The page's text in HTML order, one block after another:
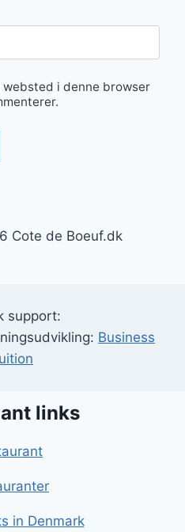
websted i denne browser
Cote de Boeuf.dk
support:
Business
links
in Denmark